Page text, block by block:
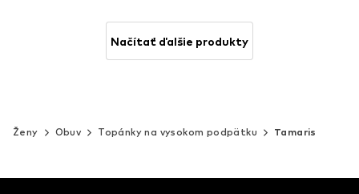
Načítať ďalšie produkty
Ženy Obuv Topánky na vysokom podpätku Tamaris